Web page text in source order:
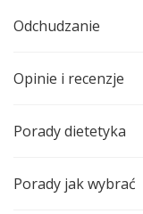
Odchudzanie
Opinie i recenzje
Porady dietetyka
Porady jak wybrać